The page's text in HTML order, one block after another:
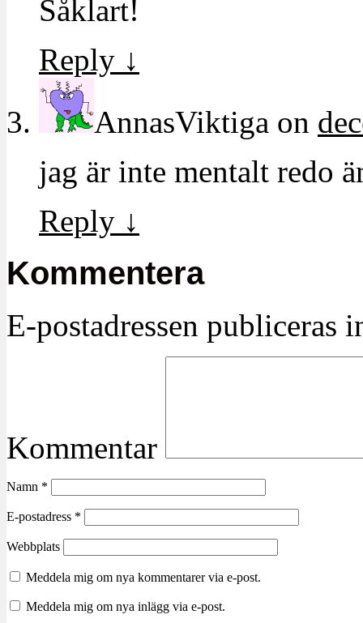
Såklart!
Reply ↓
AnnasViktiga on
jag är inte mentalt redo
Reply ↓
Kommentera
E-postadressen publiceras
Kommentar
Namn *
E-postadress *
Webbplats
Meddela mig om nya kommentarer via e-post.
Meddela mig om nya inlägg via e-post.